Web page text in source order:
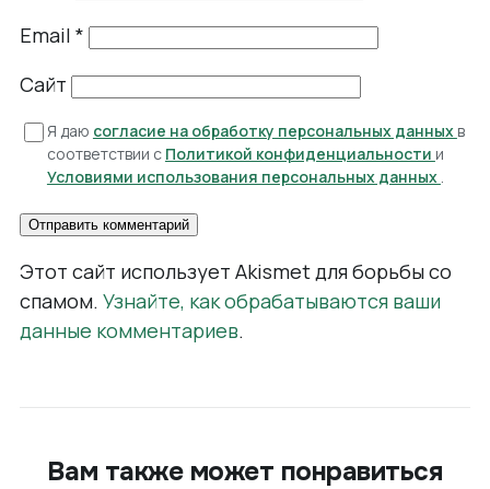
Email *
Сайт
Я даю согласие на обработку персональных данных в
соответствии с Политикой конфиденциальности и
Условиями использования персональных данных
Этот сайт использует Akismet для борьбы со
спамом. Узнайте, как обрабатываются ваши
данные комментариев.
Вам также может понравиться